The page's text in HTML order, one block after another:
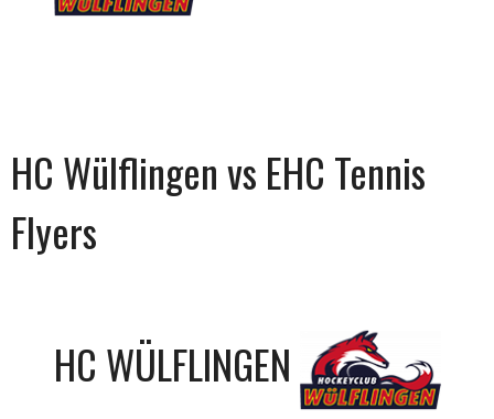
HC Wülflingen vs EHC Tennis
Flyers
HC WÜLFLINGEN